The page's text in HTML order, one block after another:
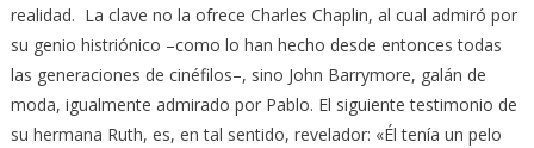
realidad. La clave no la ofrece Charles Chaplin, al cual admiró por
su genio histriónico –como lo han hecho desde entonces todas
las generaciones de cinéfilos–, sino John Barrymore, galán de
moda, igualmente admirado por Pablo. El siguiente testimonio de
su hermana Ruth, es, en tal sentido, revelador: «Él tenía un pelo